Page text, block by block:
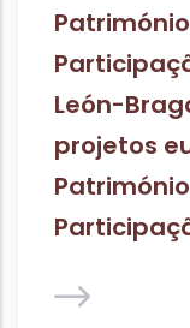
León-
projetos